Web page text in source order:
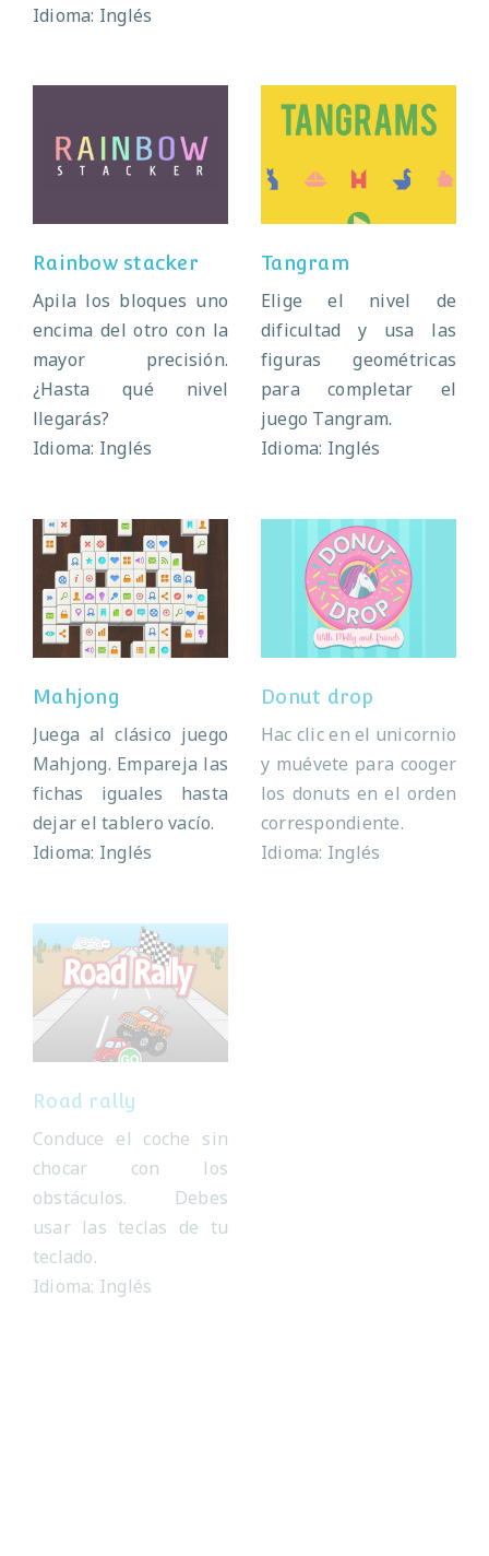
Idioma: Inglés
Rainbow stacker
Rainbow stacker
Apila los bloques uno
encima del otro con la
mayor precisión.
¿Hasta qué nivel
llegarás?
Idioma: Inglés
Tangram
Elige el nivel de
dificultad y usa las
figuras geométricas
para completar el
juego Tangram.
Idioma: Inglés
Mahjong
Mahjong
Juega al clásico juego
Mahjong. Empareja las
fichas iguales hasta
dejar el tablero vacío.
Idioma: Inglés
Donut drop
Donut drop
Hac clic en el unicornio
y muévete para cooger
los donuts en el orden
correspondiente.
Idioma: Inglés
Road rally
Road rally
Conduce el coche sin
chocar con los
obstáculos. Debes
usar las teclas de tu
teclado.
Idioma: Inglés